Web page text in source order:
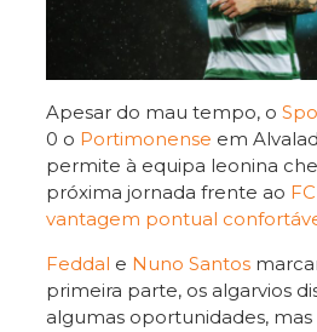
Apesar do mau tempo, o
0 o Portimonense em
permite à equipa leonina
próxima jornada frente ao
vantagem pontual
Feddal e Nuno Santos
primeira parte, os algarvios
algumas oportunidades,